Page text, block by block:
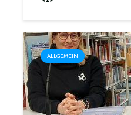
ALLGEMEIN